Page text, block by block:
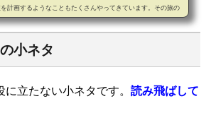
計画するようなこともたくさんやってきています。その旅の
媒体が旅のしおりです。本稿では旅のしおりの作り方を中心
いと思います。0. はじめにまず、旅のしおりを作ろうか悩ん
こちらからご覧ください。旅のしおり自体について書いていま
旅のしおりを自作する」と決めた方向けに旅のしおりの作り
内容になります。マイクロ...
小ネタ
立たない小ネタです。 読み飛ばして